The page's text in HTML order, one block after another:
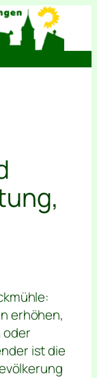
erhöhen,
oder
ist die